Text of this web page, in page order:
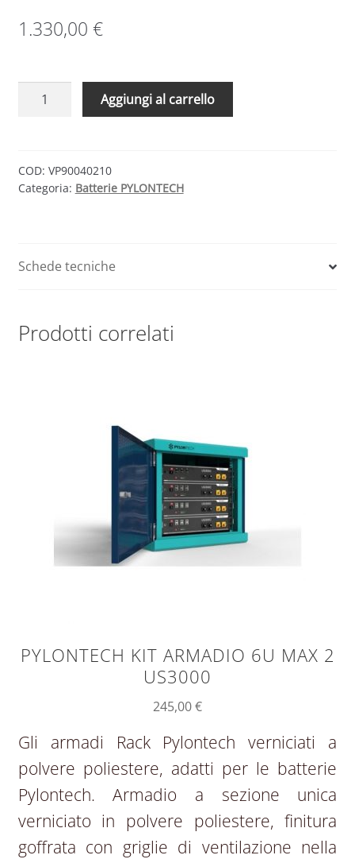
1.330,00 €
Pylontech
Aggiungi al carrello
COD: VP90040210
Categoria: Batterie PYLONTECH
Schede tecniche
Prodotti correlati
PYLONTECH KIT ARMADIO 6U MAX 2
US3000
245,00€
Gli armadi Rack Pylontech verniciati a
polvere poliestere, adatti per le batterie
Pylontech. Armadio a sezione unica
verniciato in polvere poliestere, finitura
goffrata con griglie di ventilazione nella